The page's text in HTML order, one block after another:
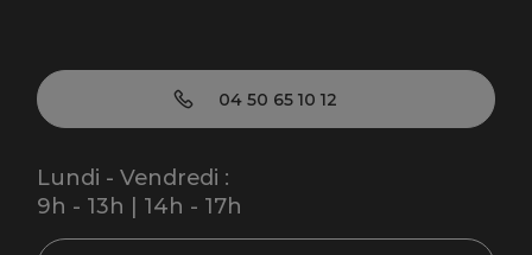
04 50 65 10 12
Lundi - Vendredi :
9h - 13h | 14h - 17h